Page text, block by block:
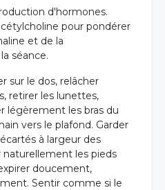
d'hormones.
pour pondérer
et de la
séance.
sur le dos, relâcher
retirer les lunettes,
légèrement les bras du
vers le plafond. Garder
à largeur des
naturellement les pieds
doucement,
Sentir comme si le